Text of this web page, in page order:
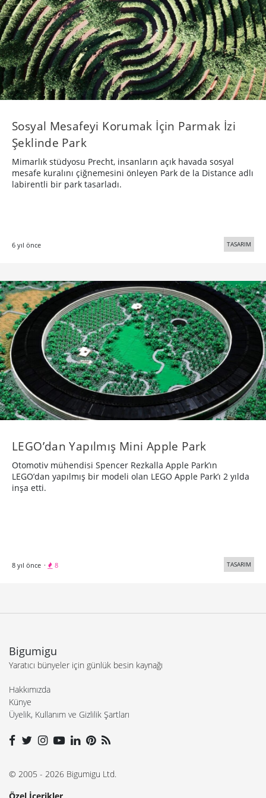
Sosyal Mesafeyi Korumak İçin Parmak İzi
Şeklinde Park
Mimarlık stüdyosu Precht, insanların açık havada sosyal
mesafe kuralını çiğnemesini önleyen Park de la Distance adlı
labirentli bir park tasarladı.
6 yıl önce TASARIM
LEGO’dan Yapılmış Mini Apple Park
Otomotiv mühendisi Spencer Rezkalla Apple Park’ın
LEGO’dan yapılmış bir modeli olan LEGO Apple Park’ı 2 yılda
inşa etti.
8 yıl önce · 8 TASARIM
Bigumigu
Yaratıcı bünyeler için günlük besin kaynağı
Hakkımızda
Künye
Üyelik, Kullanım ve Gizlilik Şartları
© 2005 - 2026 Bigumigu Ltd.